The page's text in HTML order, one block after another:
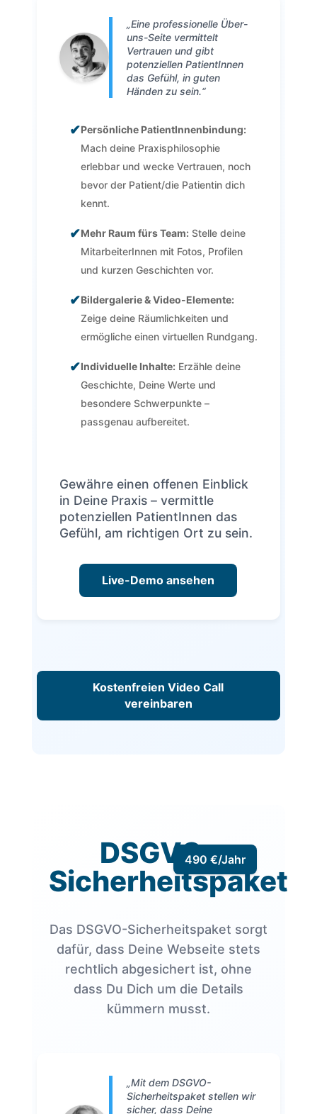
„Eine professionelle Über-
uns-Seite vermittelt
Vertrauen und gibt
potenziellen PatientInnen
das Gefühl, in guten
Händen zu sein.“
✔Persönliche PatientInnenbindung:
Mach deine Praxisphilosophie
erlebbar und wecke Vertrauen, noch
bevor der Patient/die Patientin dich
kennt.
✔Mehr Raum fürs Team:Stelle deine
MitarbeiterInnen mit Fotos, Profilen
und kurzen Geschichten vor.
✔Bildergalerie & Video-Elemente:
Zeige deine Räumlichkeiten und
ermögliche einen virtuellen Rundgang.
✔Individuelle Inhalte:Erzähle deine
Geschichte, Deine Werte und
besondere Schwerpunkte –
passgenau aufbereitet.
Gewähre einen offenen Einblick
in Deine Praxis – vermittle
potenziellen PatientInnen das
Gefühl, am richtigen Ort zu sein.
Live-Demo ansehen
Kostenfreien Video Call
vereinbaren
DSGVO-
Sicherheitspaket
490 €/Jahr
Das DSGVO-Sicherheitspaket sorgt
dafür, dass Deine Webseite stets
rechtlich abgesichert ist, ohne
dass Du Dich um die Details
kümmern musst.
„Mit dem DSGVO-
Sicherheitspaket stellen wir
sicher, dass Deine